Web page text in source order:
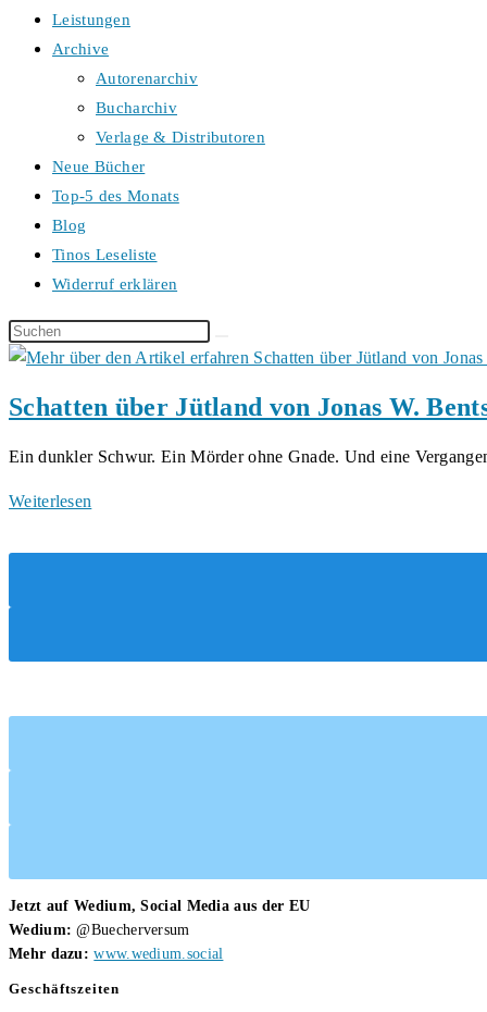
Leistungen
Archive
Autorenarchiv
Bucharchiv
Verlage & Distributoren
Neue Bücher
Top-5 des Monats
Blog
Tinos Leseliste
Widerruf erklären
Diese
Website
Schatten über Jütland von Jonas W.
Ein dunkler Schwur. Ein Mörder ohne Gnade. Und eine
Weiterlesen
Jütland
Bentsen
Jetzt auf Wedium, Social Media aus der EU
Wedium: @Buecherversum
Mehr dazu: www.wedium.social
Geschäftszeiten